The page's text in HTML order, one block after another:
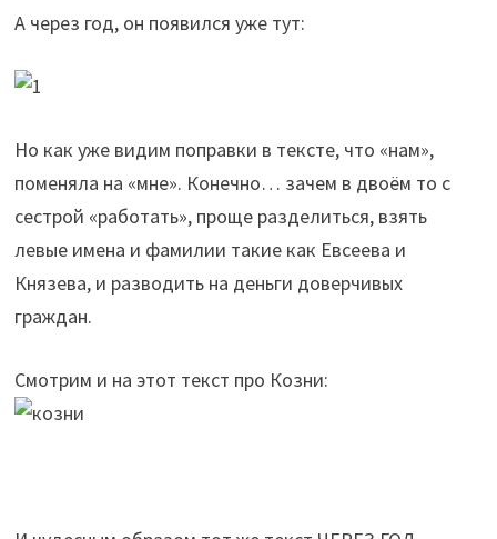
А через год, он появился уже тут:
Но как уже видим поправки в тексте, что «нам»,
поменяла на «мне». Конечно… зачем в двоём то с
сестрой «работать», проще разделиться, взять
левые имена и фамилии такие как Евсеева и
Князева, и разводить на деньги доверчивых
граждан.
Смотрим и на этот текст про Козни: